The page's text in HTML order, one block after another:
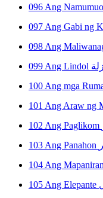
096 Ang
097 Ang Gabi ng
098 Ang
099 Ang Lindol
100 Ang mga
101 Ang Araw ng
102 Ang Paglikom
103 Ang Panahon
104 Ang
105 Ang Elepante